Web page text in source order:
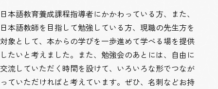
日本語教育養成課程指導者にかかわっている方、また、
日本語教師を目指して勉強している方、現職の先生方を
対象として、本からの学びを一歩進めて学べる場を提供
したいと考えました。また、勉強会のあとには、自由に
交流していただく時間を設けて、いろいろな形でつなが
っていただければと考えています。ぜひ、名刺などお持